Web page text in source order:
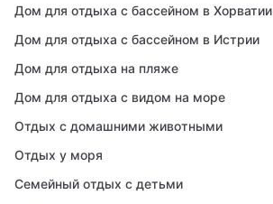
Дом для отдыха с бассейном в Хорватии
Дом для отдыха с бассейном в Истрии
Дом для отдыха на пляже
Дом для отдыха с видом на море
Отдых с домашними животными
Отдых у моря
Семейный отдых с детьми